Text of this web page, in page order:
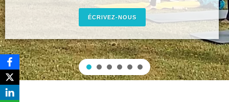
ÉCRIVEZ-NOUS